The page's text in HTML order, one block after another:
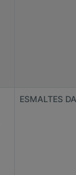
ESMALTES